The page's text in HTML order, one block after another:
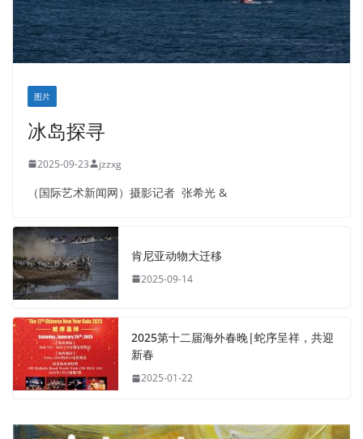
图片
冰岛探寻
2025-09-23 jzzxg
（国际艺术新闻网）摄影记者 张希光 &
肯尼亚动物大迁移
2025-09-14
2025第十二届海外春晚|蛇序呈祥，共迎
新春
2025-01-22